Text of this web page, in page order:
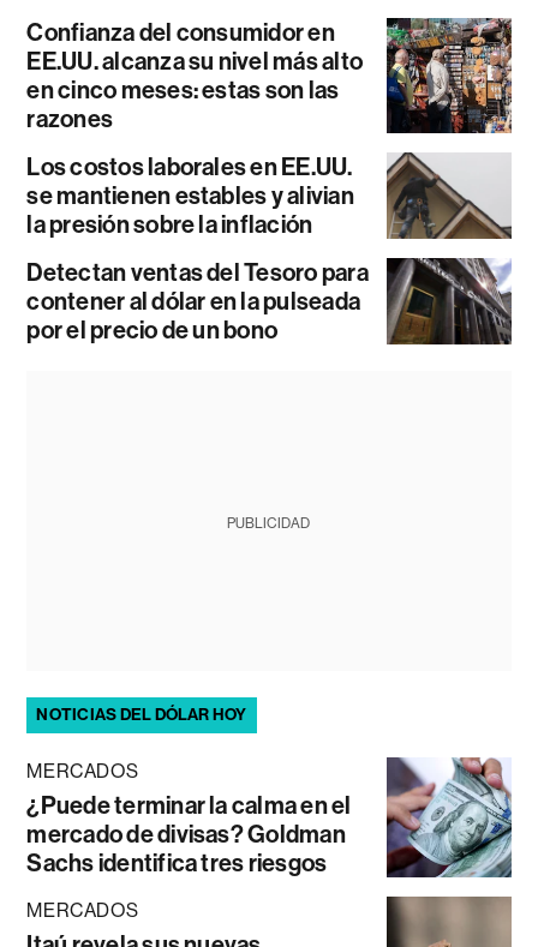
Confianza del consumidor en
EE.UU. alcanza su nivel más alto
en cinco meses: estas son las
razones
Los costos laborales en EE.UU.
se mantienen estables y alivian
la presión sobre la inflación
Detectan ventas del Tesoro para
contener al dólar en la pulseada
por el precio de un bono
PUBLICIDAD
NOTICIAS DEL DÓLAR HOY
MERCADOS
¿Puede terminar la calma en el
mercado de divisas? Goldman
Sachs identifica tres riesgos
MERCADOS